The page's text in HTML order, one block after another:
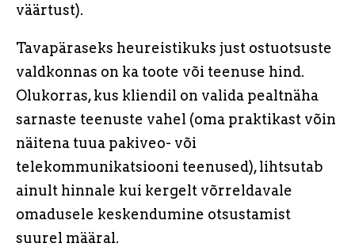
väärtust).
Tavapäraseks heureistikuks just ostuotsuste
valdkonnas on ka toote või teenuse hind.
Olukorras, kus kliendil on valida pealtnäha
sarnaste teenuste vahel (oma praktikast võin
näitena tuua pakiveo- või
telekommunikatsiooni teenused), lihtsutab
ainult hinnale kui kergelt võrreldavale
omadusele keskendumine otsustamist
suurel määral.